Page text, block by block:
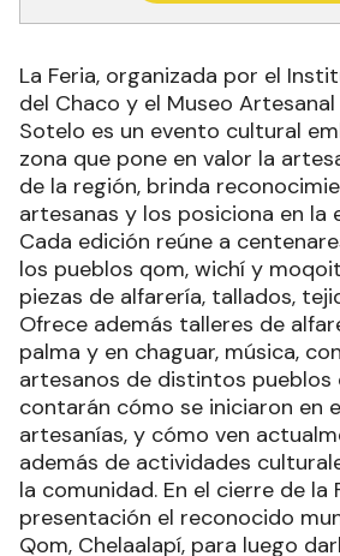
La Feria, organizada por el
del Chaco y el Museo Artesanal
Sotelo es un evento cultural
zona que pone en valor la
de la región, brinda
artesanas y los posiciona en la
Cada edición reúne a
los pueblos qom, wichí y
piezas de alfarería, tallados,
Ofrece además talleres de
palma y en chaguar, música,
artesanos de distintos pueblos
contarán cómo se iniciaron en
artesanías, y cómo ven
además de actividades
la comunidad. En el cierre de la
presentación el reconocido
Qom, Chelaalapí, para luego